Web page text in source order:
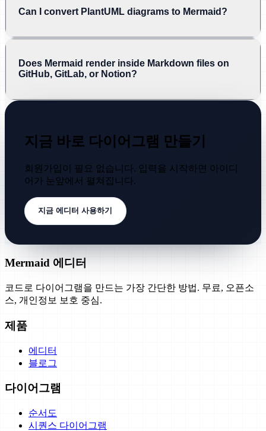
Can I convert PlantUML diagrams to Mermaid?
Does Mermaid render inside Markdown files on
GitHub, GitLab, or Notion?
지금 바로 다이어그램 만들기
회원가입이 필요 없습니다. 입력을 시작하면 아이디
어가 눈앞에서 펼쳐집니다.
지금 에디터 사용하기
Mermaid 에디터
코드로 다이어그램을 만드는 가장 간단한 방법. 무료, 오픈소
스, 개인정보 보호 중심.
제품
에디터
블로그
다이어그램
순서도
시퀀스 다이어그램